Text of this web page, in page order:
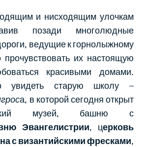
и нисходящим улочкам
позади многолюдные
ведущие к горнолыжному
их настоящую
красивыми домами.
увидеть старую школу –
а, в которой сегодня открыт
музей, башню с
Эвангелистрии, церковь
с византийскими фресками,